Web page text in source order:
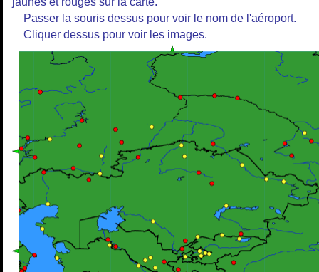
Passer la souris dessus pour voir le nom de l'aéroport.
Cliquer dessus pour voir les images.